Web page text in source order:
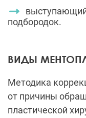
выступающий
подбородок.
ВИДЫ
Методика
от причины
пластической